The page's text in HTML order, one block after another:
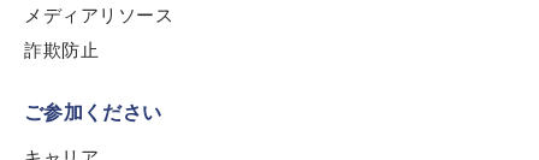
be handled in accordance with the
privacy policy
メディアリソース
詐欺防止
ご参加ください